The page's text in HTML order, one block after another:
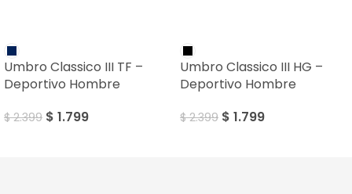
Umbro Classico III TF –
Deportivo Hombre
$2.399 $ 1.799
Umbro Classico III HG –
Deportivo Hombre
$2.399 $ 1.799